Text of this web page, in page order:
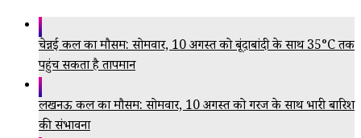
चेन्नई कल का मौसम: सोमवार, 10 अगस्त को बूंदाबांदी के साथ 35°C तक
पहुंच सकता है तापमान
लखनऊ कल का मौसम: सोमवार, 10 अगस्त को गरज के साथ भारी बारिश
की संभावना